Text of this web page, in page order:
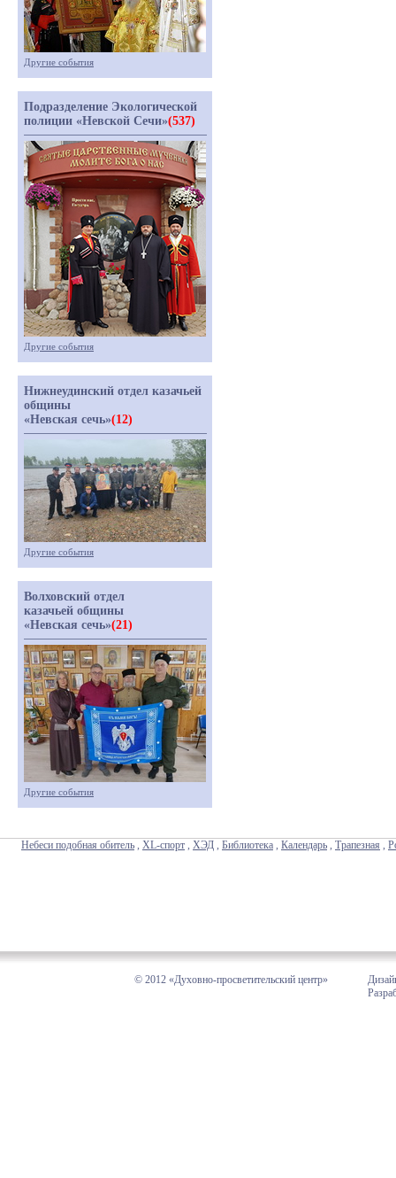
Другие события
Подразделение Экологической
полиции «Невской Сечи»(537)
Другие события
Нижнеудинский отдел казачьей
общины
«Невская сечь»(12)
Другие события
Волховский отдел
казачьей общины
«Невская сечь»(21)
Другие события
Небеси подобная обитель , XL-спорт , ХЭД , Библиотека , Календарь , Трапезная ,
© 2012 «Духовно-просветительский центр»